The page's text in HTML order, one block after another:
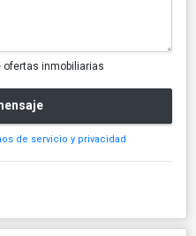
ofertas inmobiliarias
de servicio y privacidad